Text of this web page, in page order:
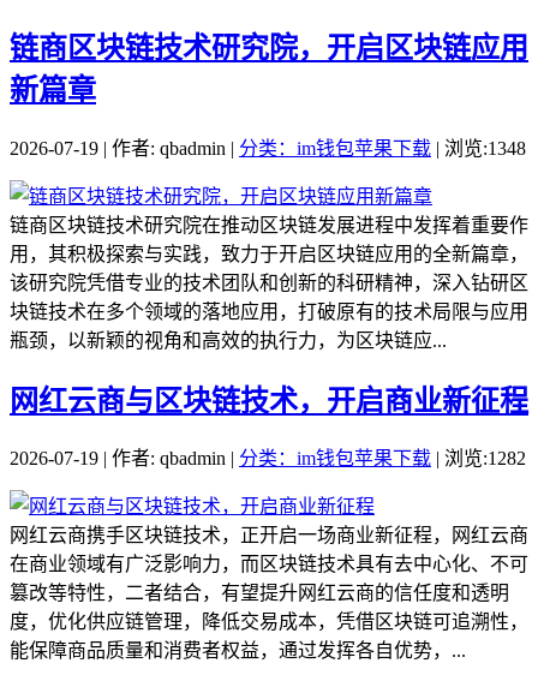
链商区块链技术研究院，开启区块链应用
新篇章
2026-07-19 | 作者: qbadmin | 分类：im钱包苹果下载 | 浏览:1348
链商区块链技术研究院在推动区块链发展进程中发挥着重要作
用，其积极探索与实践，致力于开启区块链应用的全新篇章，
该研究院凭借专业的技术团队和创新的科研精神，深入钻研区
块链技术在多个领域的落地应用，打破原有的技术局限与应用
瓶颈，以新颖的视角和高效的执行力，为区块链应...
网红云商与区块链技术，开启商业新征程
2026-07-19 | 作者: qbadmin | 分类：im钱包苹果下载 | 浏览:1282
网红云商携手区块链技术，正开启一场商业新征程，网红云商
在商业领域有广泛影响力，而区块链技术具有去中心化、不可
篡改等特性，二者结合，有望提升网红云商的信任度和透明
度，优化供应链管理，降低交易成本，凭借区块链可追溯性，
能保障商品质量和消费者权益，通过发挥各自优势，...